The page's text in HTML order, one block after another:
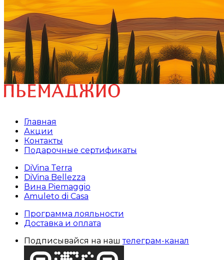
Главная
Акции
Контакты
Подарочные сертификаты
DiVina Terra
DiVina Bellezza
Вина Piemaggio
Amuleto di Casa
Программа лояльности
Доставка и оплата
Подписывайся на наштелеграм-канал